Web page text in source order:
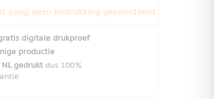
(nog) geen bedrukking geselecteerd
digitale drukproef
productie
gedruktdus 100%